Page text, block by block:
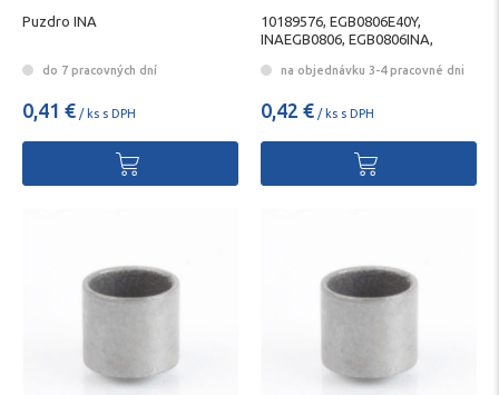
Puzdro INA
do 7 pracovných dní
0,41 € / ks s DPH
10189576, EGB0806E40Y,
INAEGB0806, EGB0806INA,
EGB0806SCHAEFFLER
na objednávku 3-4 pracovné dni
0,42 € / ks s DPH